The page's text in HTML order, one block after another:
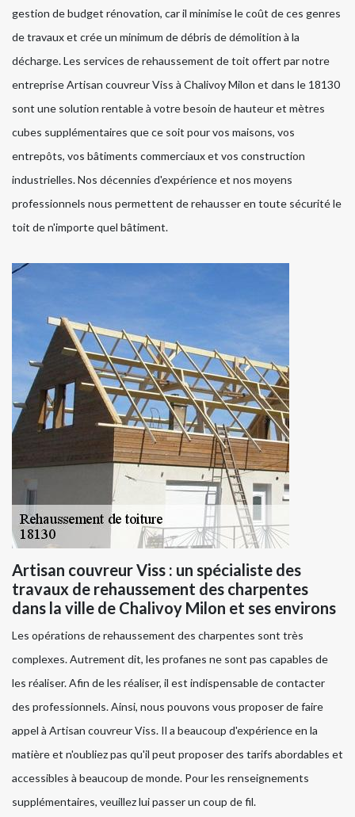
gestion de budget rénovation, car il minimise le coût de ces genres
de travaux et crée un minimum de débris de démolition à la
décharge. Les services de rehaussement de toit offert par notre
entreprise Artisan couvreur Viss à Chalivoy Milon et dans le 18130
sont une solution rentable à votre besoin de hauteur et mètres
cubes supplémentaires que ce soit pour vos maisons, vos
entrepôts, vos bâtiments commerciaux et vos construction
industrielles. Nos décennies d'expérience et nos moyens
professionnels nous permettent de rehausser en toute sécurité le
toit de n'importe quel bâtiment.
Artisan couvreur Viss : un spécialiste des
travaux de rehaussement des charpentes
dans la ville de Chalivoy Milon et ses environs
Les opérations de rehaussement des charpentes sont très
complexes. Autrement dit, les profanes ne sont pas capables de
les réaliser. Afin de les réaliser, il est indispensable de contacter
des professionnels. Ainsi, nous pouvons vous proposer de faire
appel à Artisan couvreur Viss. Il a beaucoup d'expérience en la
matière et n'oubliez pas qu'il peut proposer des tarifs abordables et
accessibles à beaucoup de monde. Pour les renseignements
supplémentaires, veuillez lui passer un coup de fil.